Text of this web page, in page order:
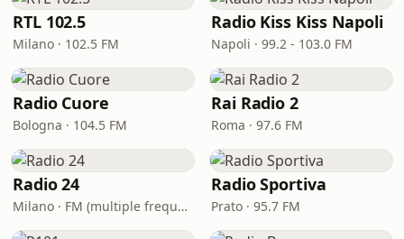
RTL 102.5
Milano · 102.5 FM
Radio Kiss Kiss Napoli
Napoli · 99.2 - 103.0 FM
Radio Cuore
Bologna · 104.5 FM
Rai Radio 2
Roma · 97.6 FM
Radio 24
Milano · FM (multiple frequencies nationwide), DAB, Satellite
Radio Sportiva
Prato · 95.7 FM